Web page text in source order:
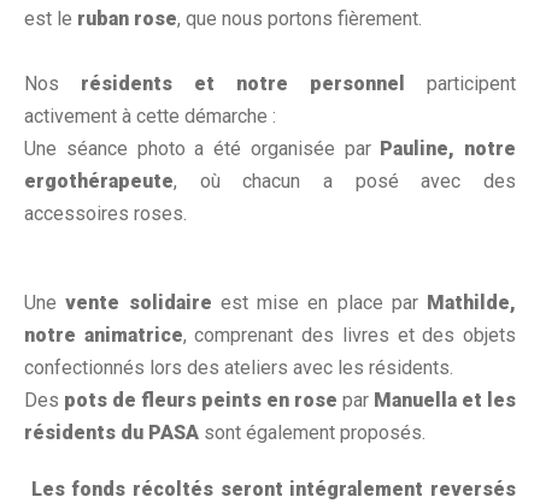
est le ruban rose, que nous portons fièrement.
Nos résidents et notre personnel
participent
activement à cette démarche :
Une séance photo a été organisée par Pauline, notre
ergothérapeute, où chacun a posé avec des
accessoires roses.
Unevente solidaire est mise en place par Mathilde,
notre animatrice, comprenant des livres et des objets
confectionnés lors des ateliers avec les résidents.
Des pots de fleurs peints en rose par Manuella et les
résidents du PASA sont également proposés.
Les fonds récoltés seront intégralement reversés